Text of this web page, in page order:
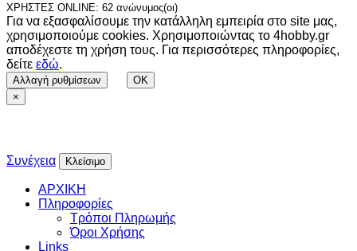
ΧΡΗΣΤΕΣ ONLINE: 62 ανώνυμος(οι)
Για να εξασφαλίσουμε την κατάλληλη εμπειρία στο site μας,
χρησιμοποιούμε cookies. Χρησιμοποιώντας το 4hobby.gr
αποδέχεστε τη χρήση τους. Για περισσότερες πληροφορίες,
δείτε εδώ.
Αλλαγή ρυθμίσεων
OK
×
Συνέχεια Κλείσιμο
ΑΡΧΙΚΗ
Πληροφορίες
Τρόποι Πληρωμής
Όροι Χρήσης
Links